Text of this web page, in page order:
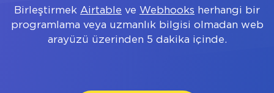
Birleştirmek Airtable ve Webhooks herhangi bir
programlama veya uzmanlık bilgisi olmadan web
arayüzü üzerinden 5 dakika içinde.